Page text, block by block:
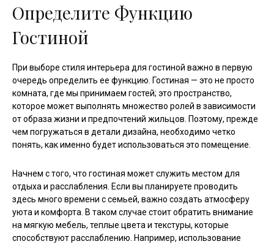
Определите Функцию
Гостиной
При выборе стиля интерьера для гостиной важно в первую
очередь определить ее функцию. Гостиная — это не просто
комната, где мы принимаем гостей; это пространство,
которое может выполнять множество ролей в зависимости
от образа жизни и предпочтений жильцов. Поэтому, прежде
чем погружаться в детали дизайна, необходимо четко
понять, как именно будет использоваться это помещение.
Начнем с того, что гостиная может служить местом для
отдыха и расслабления. Если вы планируете проводить
здесь много времени с семьей, важно создать атмосферу
уюта и комфорта. В таком случае стоит обратить внимание
на мягкую мебель, теплые цвета и текстуры, которые
способствуют расслаблению. Например, использование